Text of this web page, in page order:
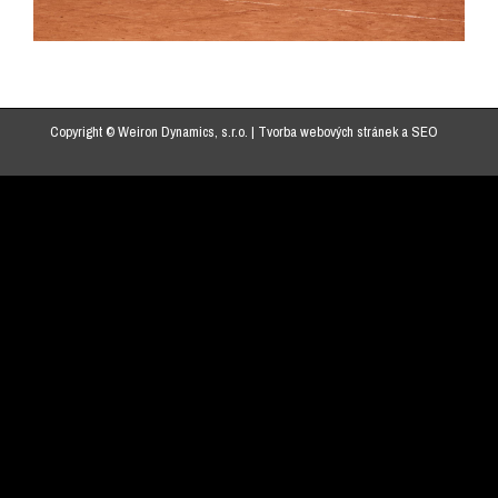
Copyright © Weiron Dynamics, s.r.o. | Tvorba webových stráneka SEO